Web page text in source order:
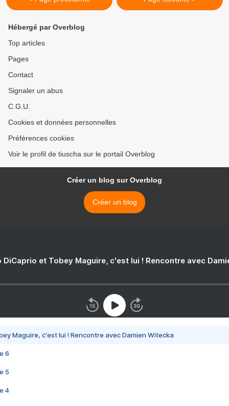
Hébergé par Overblog
Top articles
Pages
Contact
Signaler un abus
C.G.U.
Cookies et données personnelles
Préférences cookies
Voir le profil de tiuscha sur le portail Overblog
Créer un blog sur Overblog
Créer un blog
DiCaprio et Tobey Maguire, c'est lui ! Rencontre avec
Maguire, c'est lui ! Rencontre avec Damien Witecka
6
5
4